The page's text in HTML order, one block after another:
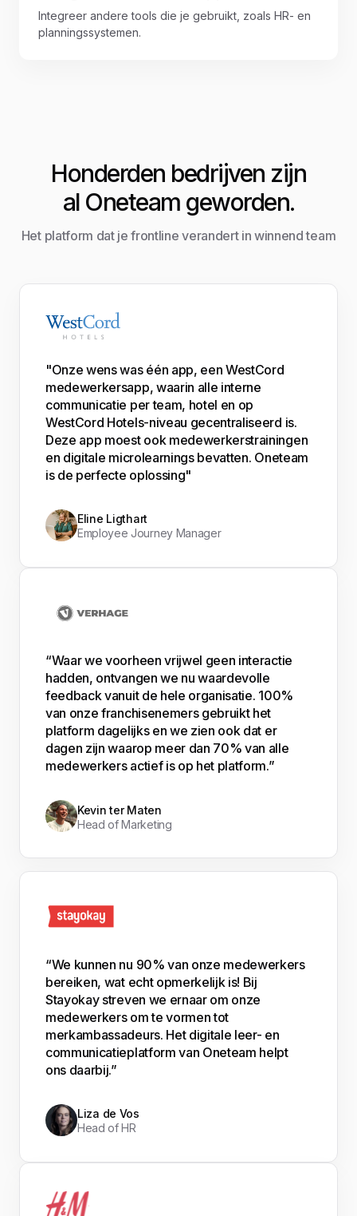
Integreer andere tools die je gebruikt, zoals HR- en
planningssystemen.
Honderden bedrijven zijn
al Oneteam geworden.
Het platform dat je frontline verandert in winnend team
"Onze wens was één app, een WestCord
medewerkersapp, waarin alle interne
communicatie per team, hotel en op
WestCord Hotels-niveau gecentraliseerd is.
Deze app moest ook medewerkerstrainingen
en digitale microlearnings bevatten. Oneteam
is de perfecte oplossing"
Eline Ligthart
Employee Journey Manager
“Waar we voorheen vrijwel geen interactie
hadden, ontvangen we nu waardevolle
feedback vanuit de hele organisatie. 100%
van onze franchisenemers gebruikt het
platform dagelijks en we zien ook dat er
dagen zijn waarop meer dan 70% van alle
medewerkers actief is op het platform.”
Kevin ter Maten
Head of Marketing
“We kunnen nu 90% van onze medewerkers
bereiken, wat echt opmerkelijk is! Bij
Stayokay streven we ernaar om onze
medewerkers om te vormen tot
merkambassadeurs. Het digitale leer- en
communicatieplatform van Oneteam helpt
ons daarbij.”
Liza de Vos
Head of HR